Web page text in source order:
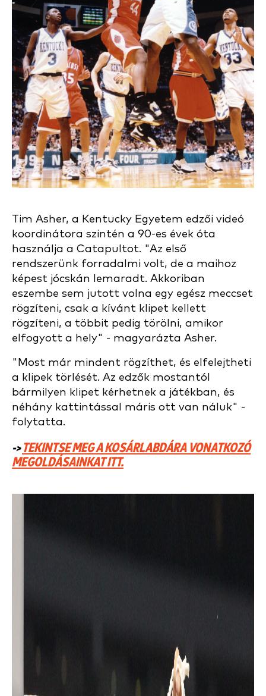
Tim Asher, a Kentucky Egyetem edzői videó
koordinátora szintén a 90-es évek óta
használja a Catapultot. "Az első
rendszerünk forradalmi volt, de a maihoz
képest jócskán lemaradt. Akkoriban
eszembe sem jutott volna egy egész meccset
rögzíteni, csak a kívánt klipet kellett
rögzíteni, a többit pedig törölni, amikor
elfogyott a hely" - magyarázta Asher.
"Most már mindent rögzíthet, és elfelejtheti
a klipek törlését. Az edzők mostantól
bármilyen klipet kérhetnek a játékban, és
néhány kattintással máris ott van náluk" -
folytatta.
->TEKINTSE MEG A KOSÁRLABDÁRA VONATKOZÓ
MEGOLDÁSAINKAT ITT.